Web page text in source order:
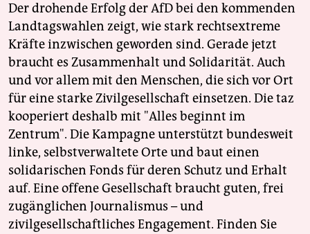
Der drohende Erfolg der AfD bei den kommenden
Landtagswahlen zeigt, wie stark rechtsextreme
Kräfte inzwischen geworden sind. Gerade jetzt
braucht es Zusammenhalt und Solidarität. Auch
und vor allem mit den Menschen, die sich vor Ort
für eine starke Zivilgesellschaft einsetzen. Die taz
kooperiert deshalb mit "Alles beginnt im
Zentrum". Die Kampagne unterstützt bundesweit
linke, selbstverwaltete Orte und baut einen
solidarischen Fonds für deren Schutz und Erhalt
auf. Eine offene Gesellschaft braucht guten, frei
zugänglichen Journalismus – und
zivilgesellschaftliches Engagement. Finden Sie